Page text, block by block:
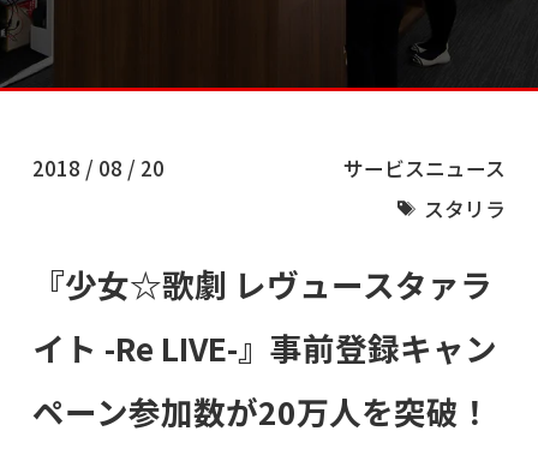
2018 / 08 / 20
サービスニュース
スタリラ
『少女☆歌劇 レヴュースタァラ
イト -Re LIVE-』事前登録キャン
ペーン参加数が20万人を突破！